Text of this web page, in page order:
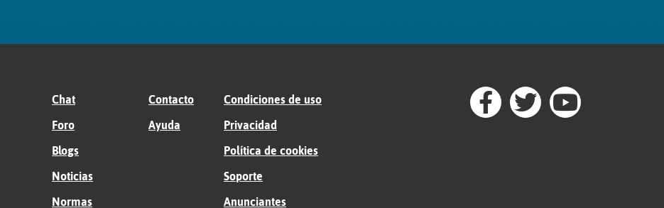
Chat
Foro
Blogs
Noticias
Normas
Contacto
Ayuda
Condiciones de uso
Privacidad
Política de cookies
Soporte
Anunciantes